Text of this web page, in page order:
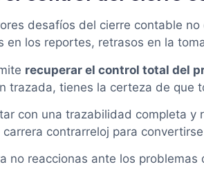
desafíos del cierre contable
en los reportes, retrasos en la
recuperar el control total del
trazada, tienes la certeza de que
con una trazabilidad completa
contrarreloj para
no reaccionas ante los